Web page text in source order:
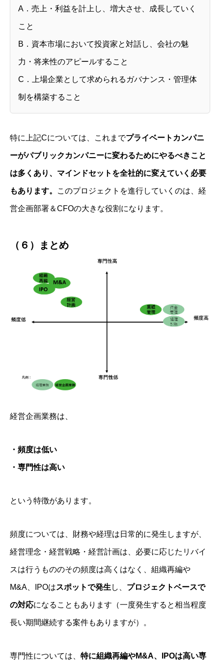
A．売上・利益を計上し、増大させ、成長していく
こと
B．資本市場において投資家と対話し、会社の魅
力・将来性のアピールすること
C．上場企業として求められるガバナンス・管理体
制を構築すること
特に上記Cについては、これまでプライベートカンパニ
ーがパブリックカンパニーに変わるためにやるべきこと
は多くあり、マインドセットを全社的に変えていく必要
もあります。 このプロジェクトを進行していくのは、経
営企画部署＆CFOの大きな役割になります。
（６）まとめ
経営企画業務は、
・頻度は低い
・専門性は高い
という特徴があります。
頻度については、財務や経理は日常的に発生しますが、
経営理念・経営戦略・経営計画は、必要に応じたリバイ
スは行うもののその頻度は高くはなく、組織再編や
M&A、IPOはスポットで発生 し、 プロジェクトベースで
の対応になることもあります（一度発生すると相当程度
長い期間継続する案件もありますが）。
専門性については、 特に組織再編やM&A、IPOは高い専